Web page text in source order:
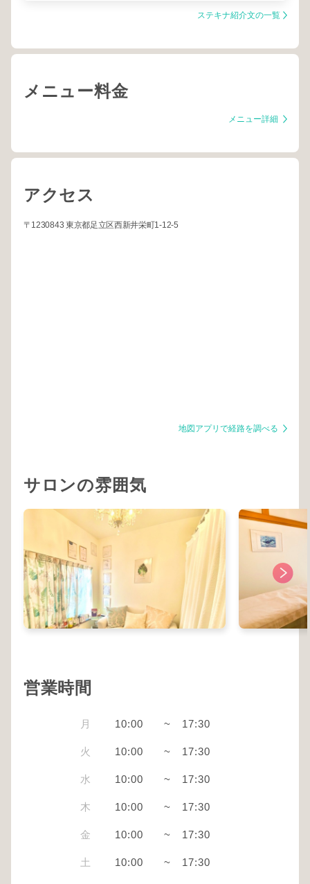
ステキナ紹介文の一覧
メニュー料金
メニュー詳細
アクセス
〒1230843 東京都足立区西新井栄町1-12-5
地図アプリで経路を調べる
サロンの雰囲気
営業時間
月 10:00 ~ 17:30
火 10:00 ~ 17:30
水 10:00 ~ 17:30
木 10:00 ~ 17:30
金 10:00 ~ 17:30
土 10:00 ~ 17:30